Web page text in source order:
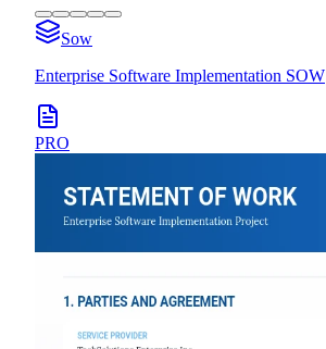
Sow
Enterprise Software Implementation SOW
PRO